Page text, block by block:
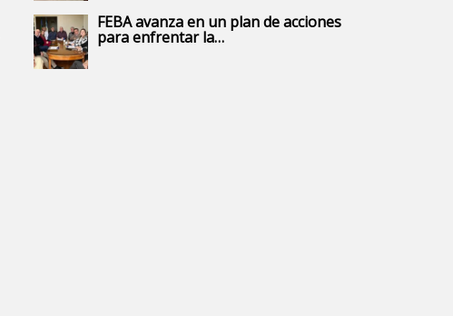
FEBA avanza en un plan de acciones
para enfrentar la…